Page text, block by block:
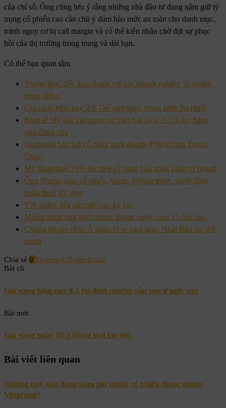
của chỉ số. Ông cũng lưu ý rằng những nhà đầu tư đang nắm giữ tỷ
trọng cổ phiếu cao cần chú ý đảm bảo mức an toàn cho danh mục,
tránh nguy cơ bị call margin và có thể kiên nhẫn chờ đợi sự phục
hồi của thị trường trong trung và dài hạn.
Có thể bạn quan tâm
Trump thúc đẩy thỏa thuận với các doanh nghiệp 30 ngành
trọng điểm
Giá vàng hôm nay 9-9 Thế giới tăng, trong nước hạ nhiệt
Kinh tế Mỹ đối mặt nguy cơ thiệt hại 14 tỷ USD do chính
phủ đóng cửa
Starbucks bán bớt cổ phần kinh doanh ở thị trường Trung
Quốc
Mỹ đánh thuế 25% lên một số hàng hóa nhập khẩu từ Brazil
Ông Trump mua cổ phiếu Apple, Nvidia trước quyết định
hoãn thuế đối ứng
VN-Index tiến sát mức cao kỷ lục
Miếng bánh môi giới chứng khoán ngày càng bị chia nhỏ
Chứng khoán châu Á giảm vì lo ngại Iran, Nhật Bản lao dốc
mạnh
Chia sẻ 0 FacebookTwitterEmail
Bài cũ
Giá vàng hôm nay 9-3 ổn định nhưng vẫn neo ở mức cao
Bài mới
Giá vàng ngày 10-3 Đồng loạt lao dốc
Bài viết liên quan
Những quỹ nào đang nắm giữ nhiều cổ phiếu thuộc nhóm
Vingroup?